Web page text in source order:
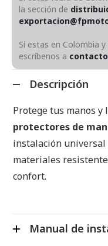
la sección de
Si estas en Colombia
escríbenos a
Descripción
Protege tus manos y
protectores de
instalación universal
materiales
confort.
Manual de